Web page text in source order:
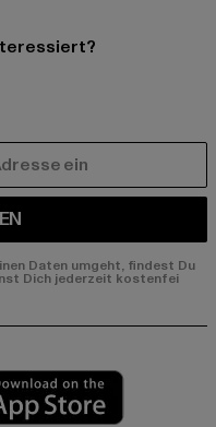
Daten umgeht, findest Du
Dich jederzeit kostenfei